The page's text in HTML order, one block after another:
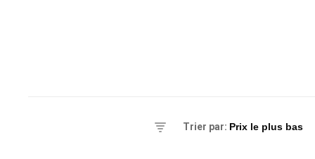
Trier par: